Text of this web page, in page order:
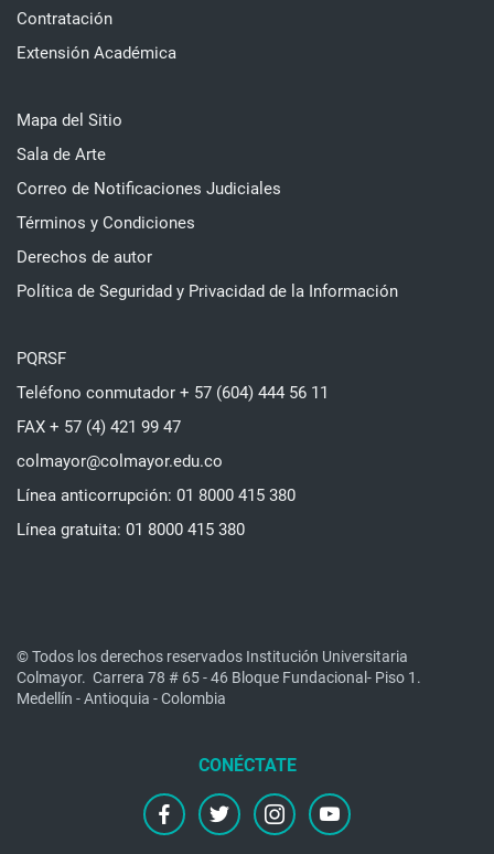
Contratación
Extensión Académica
Mapa del Sitio
Sala de Arte
Correo de Notificaciones Judiciales
Términos y Condiciones
Derechos de autor
Política de Seguridad y Privacidad de la Información
PQRSF
Teléfono conmutador + 57 (604) 444 56 11
FAX + 57 (4) 421 99 47
colmayor@colmayor.edu.co
Línea anticorrupción: 01 8000 415 380
Línea gratuita: 01 8000 415 380
© Todos los derechos reservados Institución Universitaria
Colmayor. Carrera 78 # 65 - 46 Bloque Fundacional- Piso 1.
Medellín - Antioquia - Colombia